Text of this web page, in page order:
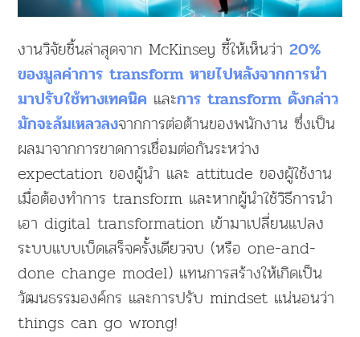
งานวิจัยชิ้นล่าสุดจาก McKinsey ชี้ให้เห็นว่า20%
ของมูลค่าการ transform หายไปหลังจากการนำ
มาปรับใช้ทางเทคนิค และการ transform ดังกล่าว
มักจะล้มเหลวลงจากการต่อต้านของพนักงาน ซึ่งเป็น
ผลมาจากการขาดการเชื่อมต่อกันระหว่าง
expectation ของผู้นำ และ attitude ของผู้ใช้งาน
เมื่อต้องทำการ transform และหากผู้นำใช้วิธีการนำ
เอา digital transformation เข้ามาเปลี่ยนแปลง
ระบบแบบเบ็ดเสร็จครั้งเดียวจบ (หรือ one-and-
done change model) แทนการสร้างให้เกิดเป็น
วัฒนธรรมองค์กร และการปรับ mindset แน่นอนว่า
things can go wrong!